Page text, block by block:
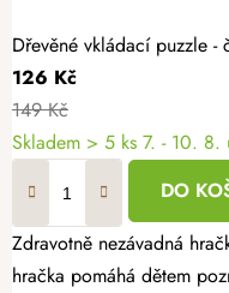
Dřevěné vkládací puzzle -
126 Kč
149 Kč
Skladem > 5 ks 7. - 10. 8.
DO
Zdravotně nezávadná hračka Podporuje kreativitu a soustředění Bez ostrých hran a třísek Seznamte děti hravou formou se světem čísel pomocí krásného dřevěného vkládacího puzzle. Tato
hračka pomáhá dětem poznávat základní